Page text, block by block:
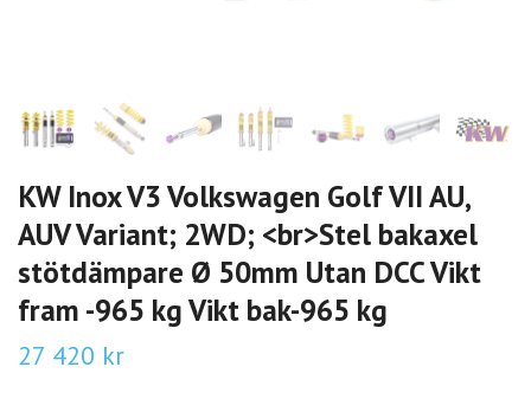
KW Inox V3 Volkswagen Golf VII AU,
AUV Variant; 2WD; <br>Stel bakaxel
stötdämpare Ø 50mm Utan DCC Vikt
fram -965 kg Vikt bak-965 kg
27 420 kr